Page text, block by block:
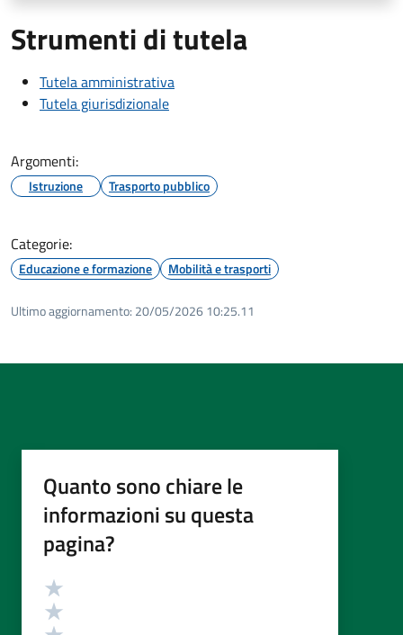
Strumenti di tutela
Tutela amministrativa
Tutela giurisdizionale
Argomenti:
Istruzione Trasporto pubblico
Categorie:
Educazione e formazione Mobilità e trasporti
Ultimo aggiornamento: 20/05/2026 10:25.11
Quanto sono chiare le
informazioni su questa
pagina?
Valutazione